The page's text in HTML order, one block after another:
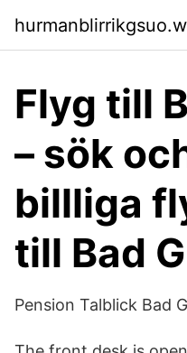
Flyg till
– sök
billliga
till Bad
Pension Talblick Bad